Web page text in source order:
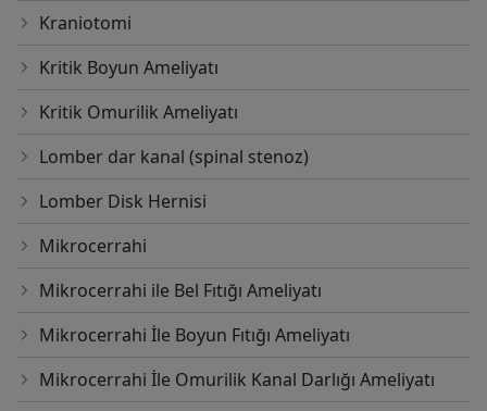
Kraniotomi
Kritik Boyun Ameliyatı
Kritik Omurilik Ameliyatı
Lomber dar kanal (spinal stenoz)
Lomber Disk Hernisi
Mikrocerrahi
Mikrocerrahi ile Bel Fıtığı Ameliyatı
Mikrocerrahi İle Boyun Fıtığı Ameliyatı
Mikrocerrahi İle Omurilik Kanal Darlığı Ameliyatı